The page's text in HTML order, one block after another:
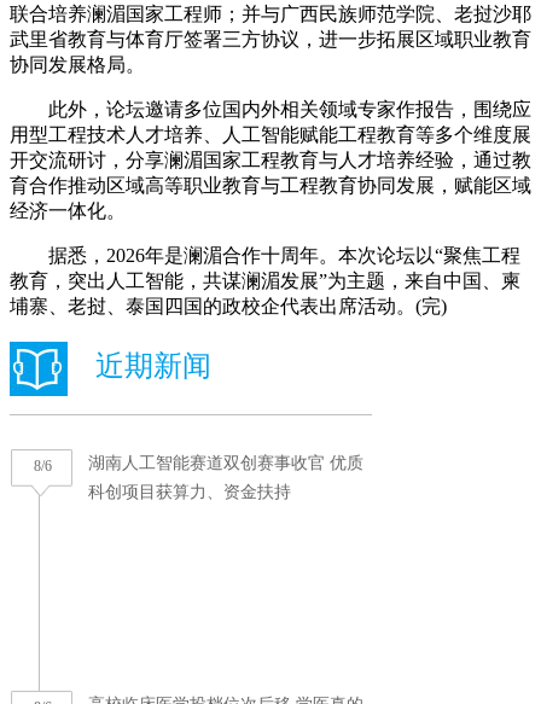
联合培养澜湄国家工程师；并与广西民族师范学院、老挝沙耶
武里省教育与体育厅签署三方协议，进一步拓展区域职业教育
协同发展格局。
此外，论坛邀请多位国内外相关领域专家作报告，围绕应
用型工程技术人才培养、人工智能赋能工程教育等多个维度展
开交流研讨，分享澜湄国家工程教育与人才培养经验，通过教
育合作推动区域高等职业教育与工程教育协同发展，赋能区域
经济一体化。
据悉，2026年是澜湄合作十周年。本次论坛以“聚焦工程
教育，突出人工智能，共谋澜湄发展”为主题，来自中国、柬
埔寨、老挝、泰国四国的政校企代表出席活动。(完)